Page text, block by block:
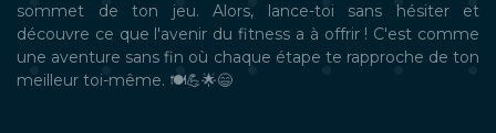
sommet de ton jeu. Alors, lance-toi sans hésiter et
découvre ce que l'avenir du fitness a à offrir ! C'est comme
une aventure sans fin où chaque étape te rapproche de ton
meilleur toi-même. 🍽️💪🌟😄